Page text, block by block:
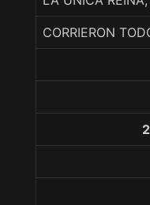
CORRIERON